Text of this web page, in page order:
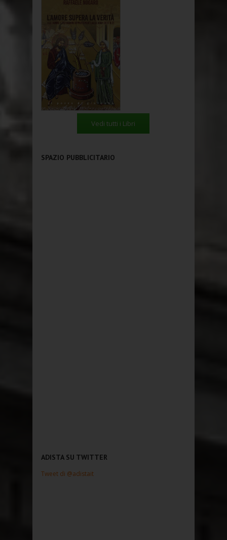
Vedi tutti i Libri
SPAZIO PUBBLICITARIO
ADISTA SU TWITTER
Tweet di @adistait